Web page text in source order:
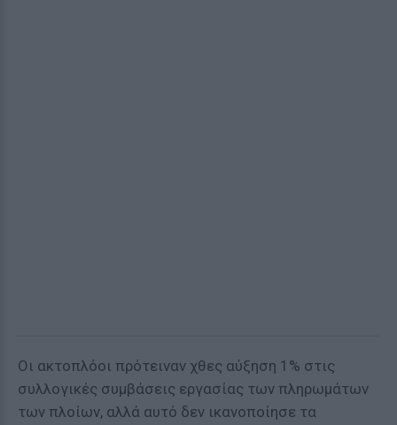
Οι ακτοπλόοι πρότειναν χθες αύξηση 1% στις
συλλογικές συμβάσεις εργασίας των πληρωμάτων
των πλοίων, αλλά αυτό δεν ικανοποίησε τα